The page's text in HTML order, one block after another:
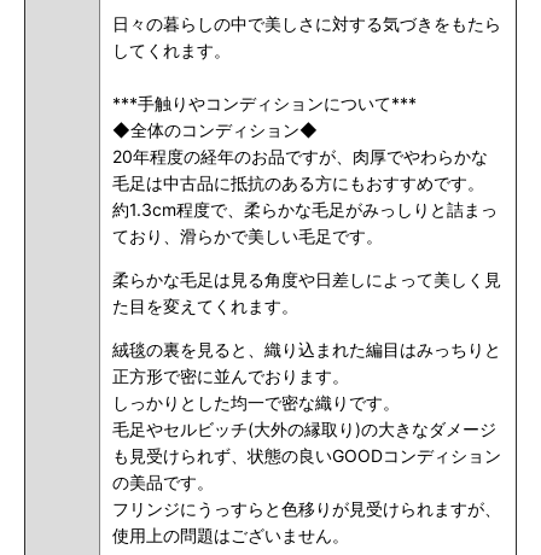
日々の暮らしの中で美しさに対する気づきをもたら
してくれます。
***手触りやコンディションについて***
◆全体のコンディション◆
20年程度の経年のお品ですが、肉厚でやわらかな
毛足は中古品に抵抗のある方にもおすすめです。
約1.3cm程度で、柔らかな毛足がみっしりと詰まっ
ており、滑らかで美しい毛足です。
柔らかな毛足は見る角度や日差しによって美しく見
た目を変えてくれます。
絨毯の裏を見ると、織り込まれた編目はみっちりと
正方形で密に並んでおります。
しっかりとした均一で密な織りです。
毛足やセルビッチ(大外の縁取り)の大きなダメージ
も見受けられず、状態の良いGOODコンディション
の美品です。
フリンジにうっすらと色移りが見受けられますが、
使用上の問題はございません。